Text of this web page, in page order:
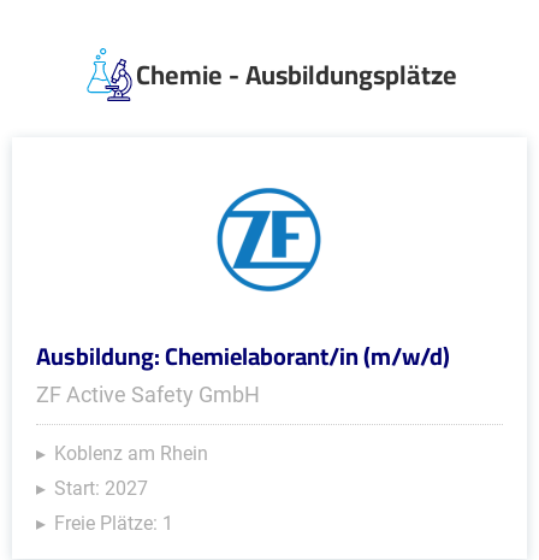
Chemie - Ausbildungsplätze
Ausbildung: Chemielaborant/in (m/w/d)
ZF Active Safety GmbH
Koblenz am Rhein
Start: 2027
Freie Plätze: 1